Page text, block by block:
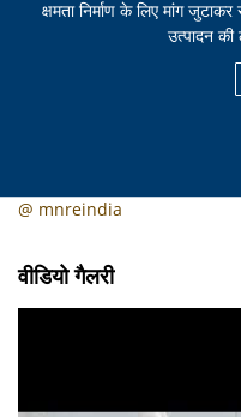
क्षमता निर्माण के लिए मांग
उत्‍पादन की
@ mnreindia
वीडियो गैलरी